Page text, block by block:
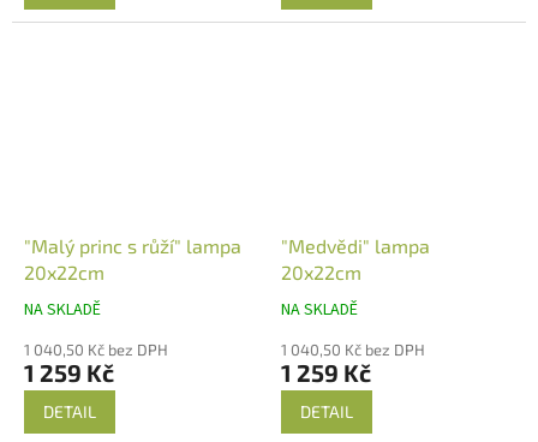
"Malý princ s růží" lampa
20x22cm
NA SKLADĚ
1 040,50 Kč bez DPH
1 259 Kč
DETAIL
"Medvědi" lampa
20x22cm
NA SKLADĚ
1 040,50 Kč bez DPH
1 259 Kč
DETAIL